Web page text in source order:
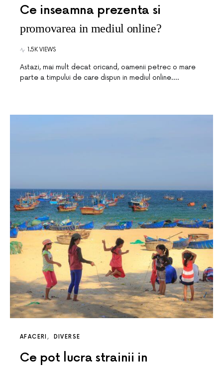
Ce inseamna prezenta si
promovarea in mediul online?
1.5K VIEWS
Astazi, mai mult decat oricand, oamenii petrec o mare
parte a timpului de care dispun in mediul online.…
AFACERI DIVERSE
Ce pot lucra strainii in